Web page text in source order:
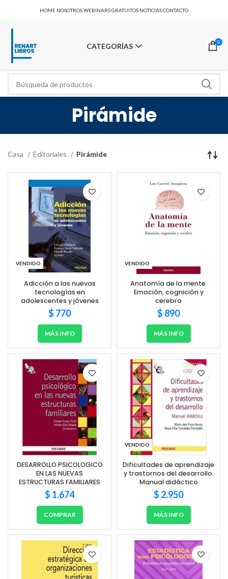
HOME NOSOTROSWEBINARS GRATUITOS NOTÍCIASCONTACTO
CATEGORÍAS 0
Pirámide
Casa Editoriales Pirámide
VENDIDO
Adicción a las nuevas
tecnologías en
adolescentes y jóvenes
$ 770
MÁS INFO
VENDIDO
Anatomía de la mente.
Emoción, cognición y
cerebro
$ 890
MÁS INFO
DESARROLLO PSICOLOGICO
EN LAS NUEVAS
ESTRUCTURAS FAMILIARES
$ 1.674
COMPRAR
VENDIDO
Dificultades de aprendizaje
y trastornos del desarrollo.
Manual didáctico
$ 2.950
MÁS INFO